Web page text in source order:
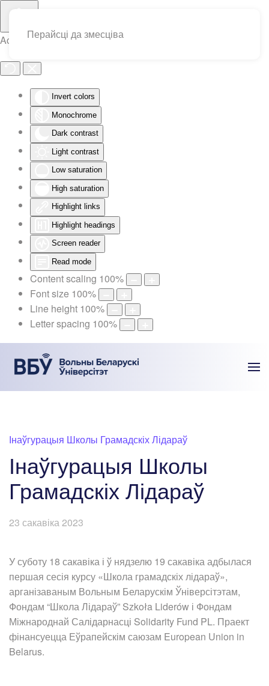
Accessibility Tools
Invert colors
Monochrome
Dark contrast
Light contrast
Low saturation
High saturation
Highlight links
Highlight headings
Screen reader
Read mode
Content scaling 100%
Font size 100%
Line height 100%
Letter spacing 100%
Перайсці да змесціва
Інаўгурацыя Школы Грамадскіх Лідараў
Інаўгурацыя Школы
Грамадскіх Лідараў
23 сакавіка 2023
У суботу 18 сакавіка і ў нядзелю 19 сакавіка адбылася
першая сесія курсу «‎Школа грамадскіх лідараў»,
арганізаваным Вольным Беларускім Ўніверсітэтам,
Фондам “Школа Лідараў” Szkoła Liderów і Фондам
Міжнароднай Салідарнасці Solidarity Fund PL. Праект
фінансуецца Еўрапейскім саюзам European Union in
Belarus.